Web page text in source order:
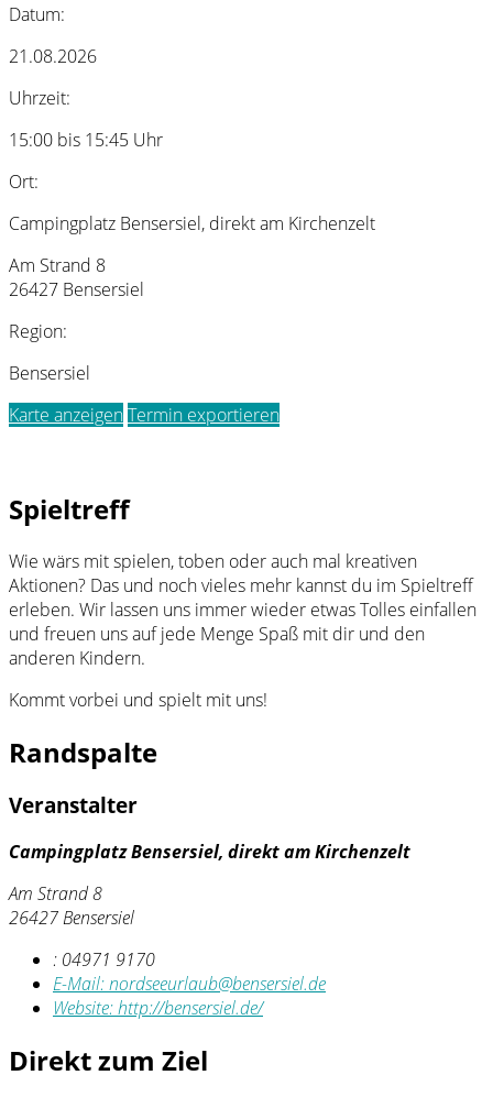
Datum:
21.08.2026
Uhrzeit:
15:00 bis 15:45 Uhr
Ort:
Campingplatz Bensersiel, direkt am Kirchenzelt
Am Strand 8
26427 Bensersiel
Region:
Bensersiel
Karte anzeigenTermin exportieren
Spieltreff
Wie wärs mit spielen, toben oder auch mal kreativen
Aktionen? Das und noch vieles mehr kannst du im Spieltreff
erleben. Wir lassen uns immer wieder etwas Tolles einfallen
und freuen uns auf jede Menge Spaß mit dir und den
anderen Kindern.
Kommt vorbei und spielt mit uns!
Randspalte
Veranstalter
Campingplatz Bensersiel, direkt am Kirchenzelt
Am Strand 8
26427 Bensersiel
: 04971 9170
E-Mail:nordseeurlaub@bensersiel.de
Website:http://bensersiel.de/
Direkt zum Ziel